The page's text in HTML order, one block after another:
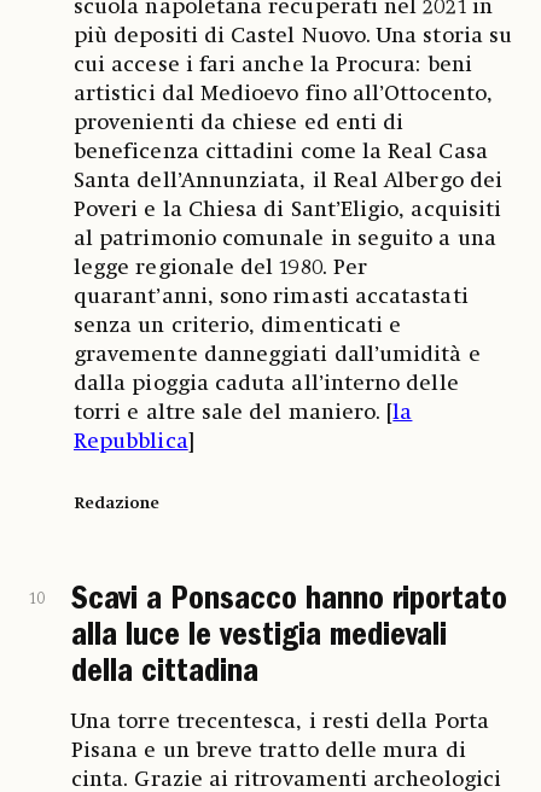
scuola napoletana recuperati nel 2021 in
più depositi di Castel Nuovo. Una storia su
cui accese i fari anche la Procura: beni
artistici dal Medioevo fino all’Ottocento,
provenienti da chiese ed enti di
beneficenza cittadini come la Real Casa
Santa dell’Annunziata, il Real Albergo dei
Poveri e la Chiesa di Sant’Eligio, acquisiti
al patrimonio comunale in seguito a una
legge regionale del 1980. Per
quarant’anni, sono rimasti accatastati
senza un criterio, dimenticati e
gravemente danneggiati dall’umidità e
dalla pioggia caduta all’interno delle
torri e altre sale del maniero. [la
Repubblica]
Redazione
10
Scavi a Ponsacco hanno riportato
alla luce le vestigia medievali
della cittadina
Una torre trecentesca, i resti della Porta
Pisana e un breve tratto delle mura di
cinta. Grazie ai ritrovamenti archeologici